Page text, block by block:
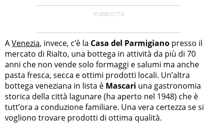
AVenezia, invece, c’è la Casa del Parmigiano presso il
mercato di Rialto, una bottega in attività da più di 70
anni che non vende solo formaggi e salumi ma anche
pasta fresca, secca e ottimi prodotti locali. Un’altra
bottega veneziana in lista è Mascari una gastronomia
storica della città lagunare (ha aperto nel 1948) che è
tutt’ora a conduzione familiare. Una vera certezza se si
vogliono trovare prodotti di ottima qualità.